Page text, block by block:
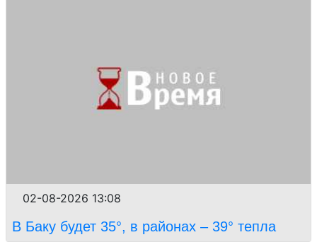
02-08-2026 13:08
В Баку будет 35°, в районах – 39° тепла